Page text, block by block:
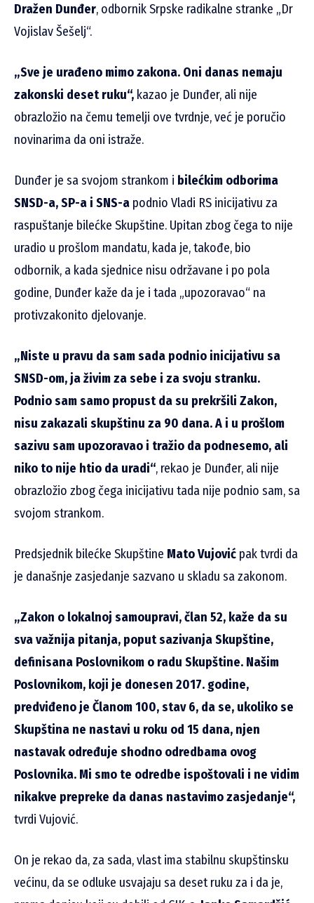
Dražen Dunđer, odbornik Srpske radikalne stranke „Dr
Vojislav Šešelj“.
„Sve je urađeno mimo zakona. Oni danas nemaju
zakonski deset ruku“, kazao je Dunđer, ali nije
obrazložio na čemu temelji ove tvrdnje, već je poručio
novinarima da oni istraže.
Dunđer je sa svojom strankom i bilećkim odborima
SNSD-a, SP-a i SNS-a podnio Vladi RS inicijativu za
raspuštanje bilećke Skupštine. Upitan zbog čega to nije
uradio u prošlom mandatu, kada je, takođe, bio
odbornik, a kada sjednice nisu održavane i po pola
godine, Dunđer kaže da je i tada „upozoravao“ na
protivzakonito djelovanje.
„Niste u pravu da sam sada podnio inicijativu sa
SNSD-om, ja živim za sebe i za svoju stranku.
Podnio sam samo propust da su prekršili Zakon,
nisu zakazali skupštinu za 90 dana. A i u prošlom
sazivu sam upozoravao i tražio da podnesemo, ali
niko to nije htio da uradi“, rekao je Dunđer, ali nije
obrazložio zbog čega inicijativu tada nije podnio sam, sa
svojom strankom.
Predsjednik bilećke Skupštine Mato Vujović pak tvrdi da
je današnje zasjedanje sazvano u skladu sa zakonom.
„Zakon o lokalnoj samoupravi, član 52, kaže da su
sva važnija pitanja, poput sazivanja Skupštine,
definisana Poslovnikom o radu Skupštine. Našim
Poslovnikom, koji je donesen 2017. godine,
predviđeno je Članom 100, stav 6, da se, ukoliko se
Skupština ne nastavi u roku od 15 dana, njen
nastavak određuje shodno odredbama ovog
Poslovnika. Mi smo te odredbe ispoštovali i ne vidim
nikakve prepreke da danas nastavimo zasjedanje“,
tvrdi Vujović.
On je rekao da, za sada, vlast ima stabilnu skupštinsku
većinu, da se odluke usvajaju sa deset ruku za i da je,